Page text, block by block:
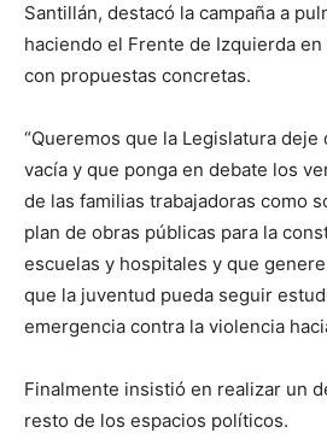
Santillán, destacó la campaña a
haciendo el Frente de Izquierda
con propuestas concretas.
“Queremos que la Legislatura deje
vacía y que ponga en debate los
de las familias trabajadoras como
plan de obras públicas para la
escuelas y hospitales y que
que la juventud pueda seguir
emergencia contra la violencia
Finalmente insistió en realizar un
resto de los espacios políticos.